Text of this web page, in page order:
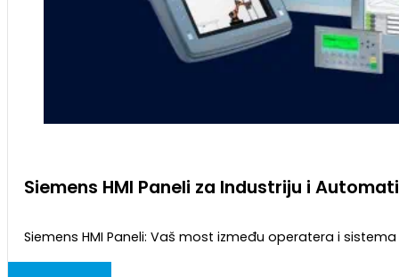
Siemens HMI Paneli za Industriju i
Siemens HMI Paneli: Vaš most između operatera i